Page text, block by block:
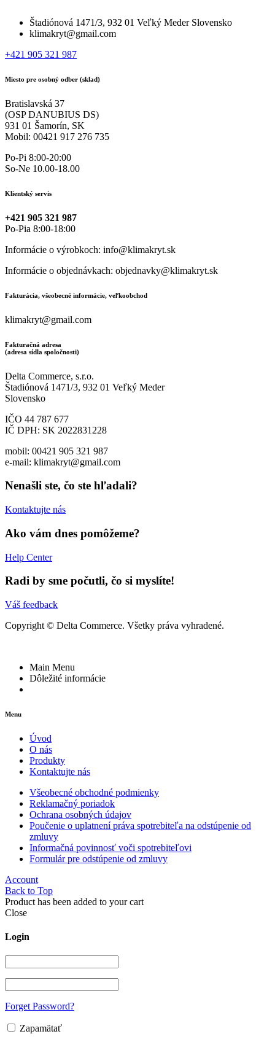
Štadiónová 1471/3, 932 01 Veľký Meder Slovensko
klimakryt@gmail.com
+421 905 321 987
Miesto pre osobný odber (sklad)
Bratislavská 37
(OSP DANUBIUS DS)
931 01 Šamorín, SK
Mobil: 00421 917 276 735
Po-Pi 8:00-20:00
So-Ne 10.00-18.00
Klientský servis
+421 905 321 987
Po-Pia 8:00-18:00
Informácie o výrobkoch: info@klimakryt.sk
Informácie o objednávkach: objednavky@klimakryt.sk
Fakturácia, všeobecné informácie, veľkoobchod
klimakryt@gmail.com
Fakturačná adresa
(adresa sídla spoločnosti)
Delta Commerce, s.r.o.
Štadiónová 1471/3, 932 01 Veľký Meder
Slovensko
IČO 44 787 677
IČ DPH: SK 2022831228
mobil: 00421 905 321 987
e-mail: klimakryt@gmail.com
Nenašli ste, čo ste hľadali?
Kontaktujte nás
Ako vám dnes pomôžeme?
Help Center
Radi by sme počutli, čo si myslíte!
Váš feedback
Copyright © Delta Commerce. Všetky práva vyhradené.
Main Menu
Dôležité informácie
Menu
Úvod
O nás
Produkty
Kontaktujte nás
Všeobecné obchodné podmienky
Reklamačný poriadok
Ochrana osobných údajov
Poučenie o uplatnení práva spotrebiteľa na odstúpenie od
zmluvy
Informačná povinnosť voči spotrebiteľovi
Formulár pre odstúpenie od zmluvy
Account
Back to Top
Product has been added to your cart
Close
Login
Forget Password?
Zapamätať